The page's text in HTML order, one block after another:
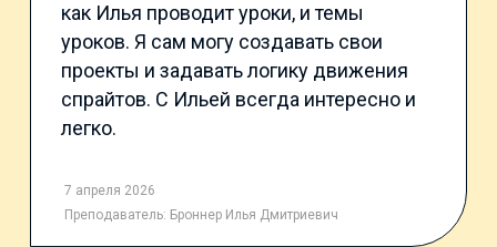
как Илья проводит уроки, и темы
уроков. Я сам могу создавать свои
проекты и задавать логику движения
спрайтов. С Ильей всегда интересно и
легко.
7 апреля 2026
Преподаватель: Броннер Илья Дмитриевич